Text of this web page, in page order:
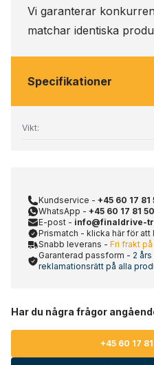
Vi garanterar
matchar identiska
Specifikationer
Vikt:
Kundservice - +45 60 17 81
WhatsApp - +45 60 17 81 50
E-post - info@finaldrive-
Prismatch - klicka här för att
Snabb leverans - Fri frakt
Garanterad passform - 2
reklamationsrätt på alla
Har du några frågor
+45 60 17